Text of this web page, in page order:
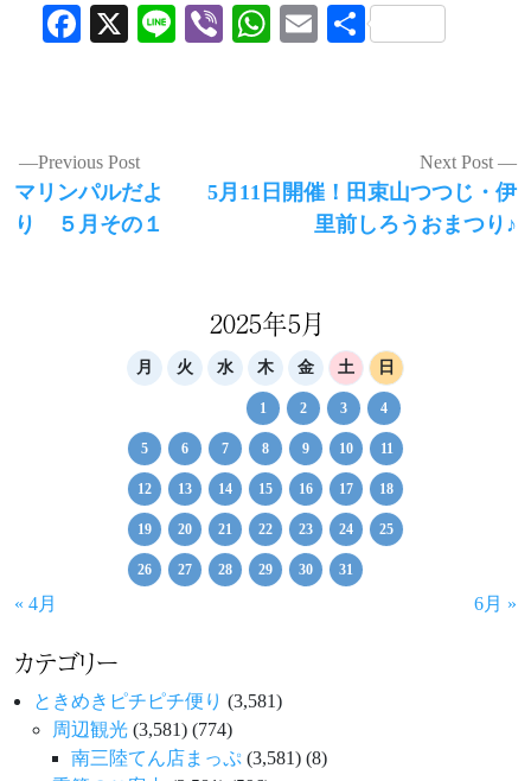
Facebook
X LineViberWhatsApp
Email
共
投
稿
ナ
Previous Post
Previous
post:
マリンパルだよ
り ５月その１
Next Post
Next
5月11日開催！田束山つつじ・伊
里前しろうおまつり♪
2025年5月
月 火 水 木 金 土 日
1 2 3 4
5 6 7 8 9 10 11
12 13 14 15 16 17 18
19 20 21 22 23 24 25
26 27 28 29 30 31
« 4月 6月 »
カテゴリー
ときめきピチピチ便り (3,581)
周辺観光 (3,581) (774)
南三陸てん店まっぷ (3,581) (8)